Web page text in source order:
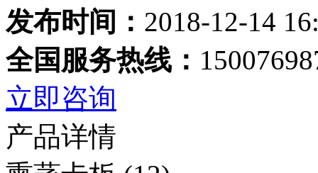
发布时间： 2018-12-14
全国服务热线：
立即咨询
产品详情